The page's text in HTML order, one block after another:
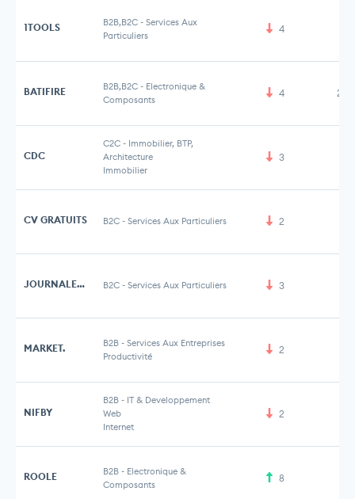
1TOOLS B2B,B2C - Services Aux
Particuliers
4
BATIFIRE B2B,B2C - Electronique &
Composants
4
CDC
C2C - Immobilier, BTP,
Architecture
Immobilier
3
CV GRATUITS B2C - Services Aux Particuliers 2
JOURNALETTE B2C - Services Aux Particuliers 3
MARKET. B2B - Services Aux Entreprises
Productivité
2
NIFBY
B2B - IT & Developpement
Web
Internet
2
ROOLE B2B - Electronique &
Composants
8